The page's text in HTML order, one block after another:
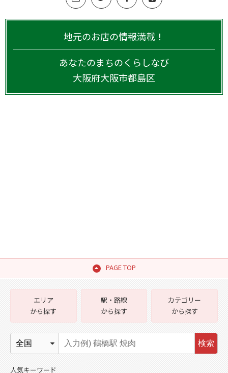
地元のお店の情報満載！
あなたのまちのくらしなび
大阪府大阪市都島区
PAGE TOP
エリア
から探す
駅・路線
から探す
カテゴリー
から探す
検索
人気キーワード